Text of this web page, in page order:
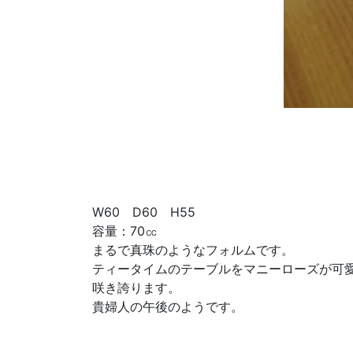
W60 D60 H55
容量：70㏄
まるで真珠のようなフォルムです。
ティータイムのテーブルをマニーローズが可
咲き誇ります。
貴婦人の午後のようです。